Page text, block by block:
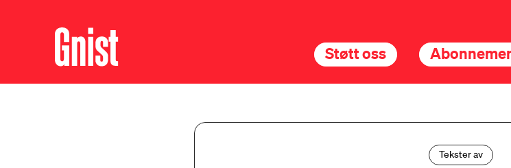
Støtt oss
Tekster av